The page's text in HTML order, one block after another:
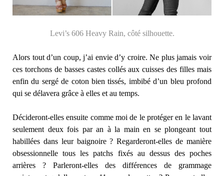
Levi’s 606 Heavy Rain, côté silhouette.
Alors tout d’un coup, j’ai envie d’y croire. Ne plus jamais voir
ces torchons de basses castes collés aux cuisses des filles mais
enfin du sergé de coton bien tissés, imbibé d’un bleu profond
qui se délavera grâce à elles et au temps.
Décideront-elles ensuite comme moi de le protéger en le lavant
seulement deux fois par an à la main en se plongeant tout
habillées dans leur baignoire ? Regarderont-elles de manière
obsessionnelle tous les patchs fixés au dessus des poches
arrières ? Parleront-elles des différences de grammage